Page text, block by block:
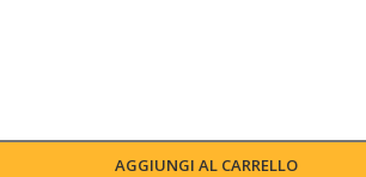
AGGIUNGI AL CARRELLO